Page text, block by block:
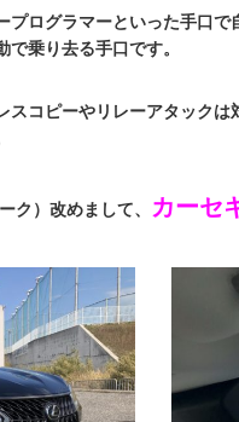
プログラマーといった手口
乗り去る手口です。
スコピーやリレーアタック
ク）改めまして、 カーセ